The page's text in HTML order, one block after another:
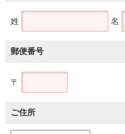
姓 名
郵便番号
〒
ご住所